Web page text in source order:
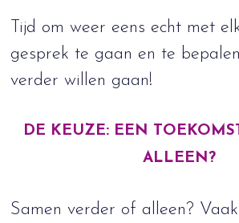
Tijd om weer eens echt met
gesprek te gaan en te
verder willen gaan!
DE KEUZE: EEN
ALLEEN?
Samen verder of alleen?